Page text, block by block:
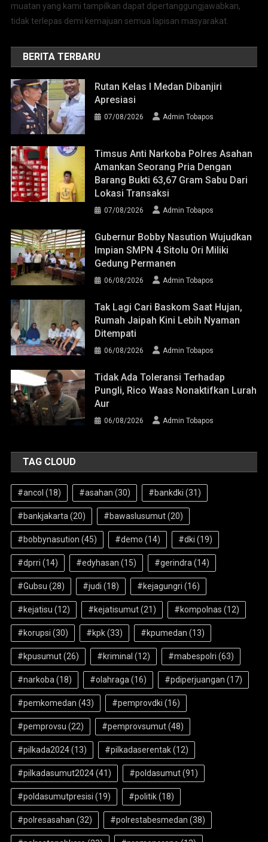
muatan yang kami tampilkan dapat dipertanggungjawabkan,
tidak terlepas demi kemajuan semua lapisan masyarakat.
BERITA TERBARU
Rutan Kelas I Medan Dibanjiri
Apresiasi
07/08/2026 Admin Tobapos
Timsus Anti Narkoba Polres Asahan
Amankan Seorang Pria Dengan
Barang Bukti 63,67 Gram Sabu Dari
Lokasi Transaksi
07/08/2026 Admin Tobapos
Gubernur Bobby Nasution Wujudkan
Impian SMPN 4 Sitolu Ori Miliki
Gedung Permanen
06/08/2026 Admin Tobapos
Tak Lagi Cari Baskom Saat Hujan,
Rumah Jaipah Kini Lebih Nyaman
Ditempati
06/08/2026 Admin Tobapos
Tidak Ada Toleransi Terhadap
Pungli, Rico Waas Nonaktifkan Lurah
Aur
06/08/2026 Admin Tobapos
TAG CLOUD
#ancol (18) #asahan (30) #bankdki (31)
#bankjakarta(20) #bawaslusumut(20)
#bobbynasution (45) #demo (14) #dki (19)
#dprri (14) #edyhasan (15) #gerindra(14)
#Gubsu (28) #judi (18) #kejagungri (16)
#kejatisu (12) #kejatisumut(21) #kompolnas (12)
#korupsi (30) #kpk(33) #kpumedan (13)
#kpusumut(26) #kriminal (12) #mabespolri (63)
#narkoba(18) #olahraga(16) #pdiperjuangan (17)
#pemkomedan (43) #pemprovdki (16)
#pemprovsu (22) #pemprovsumut(48)
#pilkada2024(13) #pilkadaserentak(12)
#pilkadasumut2024(41) #poldasumut(91)
#poldasumutpresisi (19) #politik(18)
#polresasahan (32) #polrestabesmedan (38)